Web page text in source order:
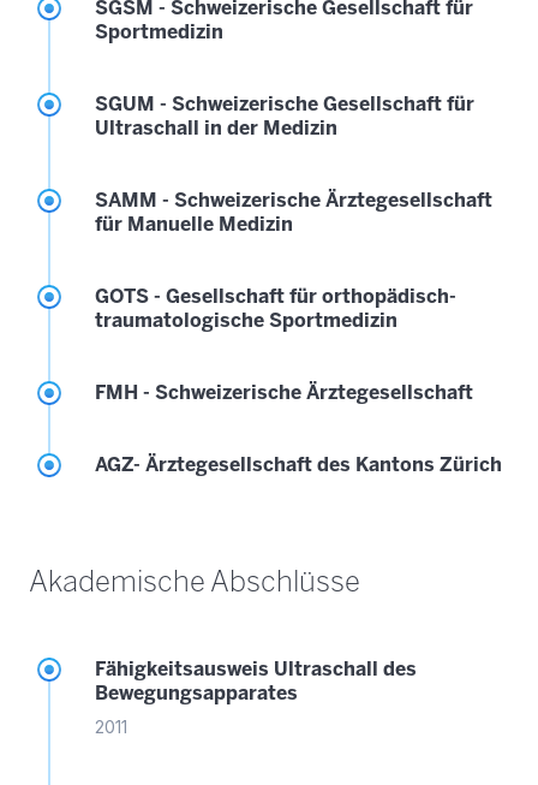
SGSM - Schweizerische Gesellschaft für
Sportmedizin
SGUM - Schweizerische Gesellschaft für
Ultraschall in der Medizin
SAMM - Schweizerische Ärztegesellschaft
für Manuelle Medizin
GOTS - Gesellschaft für orthopädisch-
traumatologische Sportmedizin
FMH - Schweizerische Ärztegesellschaft
AGZ- Ärztegesellschaft des Kantons Zürich
Akademische Abschlüsse
Fähigkeitsausweis Ultraschall des
Bewegungsapparates
2011